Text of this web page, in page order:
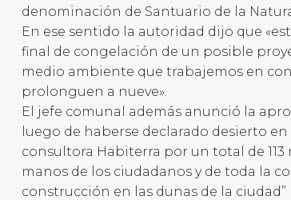
denominación de Santuario de la
En ese sentido la autoridad dijo que
final de congelación de un posible
medio ambiente que trabajemos en
prolonguen a nueve».
El jefe comunal además anunció la
luego de haberse declarado desierto
consultora Habiterra por un total de 113
manos de los ciudadanos y de toda la
construcción en las dunas de la ciudad”